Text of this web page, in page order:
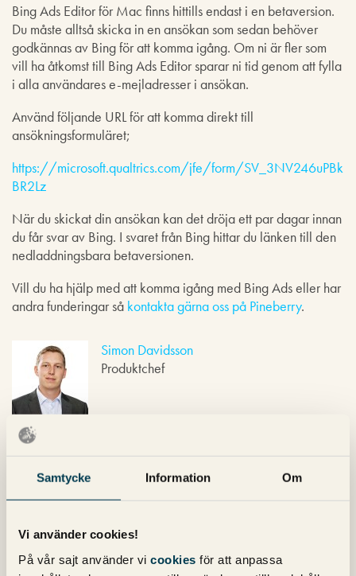
Samtycke Information Om
Vi använder cookies!
På vår sajt använder vi cookies för att anpassa
Bing Ads Editor för Mac finns hittills endast i en betaversion.
Du måste alltså skicka in en ansökan som sedan behöver
godkännas av Bing för att komma igång. Om ni är fler som
vill ha åtkomst till Bing Ads Editor sparar ni tid genom att fylla
i alla användares e-mejladresser i ansökan.
Använd följande URL för att komma direkt till
ansökningsformuläret;
https://microsoft.qualtrics.com/jfe/form/SV_3NV246uPBk
BR2Lz
När du skickat din ansökan kan det dröja ett par dagar innan
du får svar av Bing. I svaret från Bing hittar du länken till den
nedladdningsbara betaversionen.
Vill du ha hjälp med att komma igång med Bing Ads eller har
andra funderingar så kontakta gärna oss på Pineberry.
Simon Davidsson
Produktchef
Nyhetsbrev
Prenumerera på vårt nyhetsbrev för det
senaste inom SEO, Google Ads och sociala